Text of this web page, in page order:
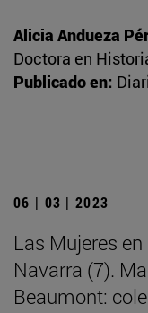
Alicia Andueza
Doctora en
Publicado en:
06 | 03 | 2023
Las Mujeres
Navarra (7).
Beaumont: